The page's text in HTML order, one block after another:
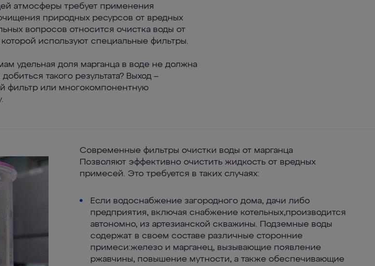
атмосферы требует применения
природных ресурсов от вредных
вопросов относится очистка воды от
используют специальные фильтры.
удельная доля марганца в воде не должна
такого результата? Выход –
фильтр или многокомпонентную
Современные фильтры очистки воды от марганца
Позволяют эффективно очистить жидкость от вредных
примесей. Это требуется в таких случаях:
Если водоснабжение загородного дома, дачи либо
предприятия, включая снабжение котельных,производится
автономно, из артезианской скважины. Подземные воды
содержат в своем составе различные сторонние
примеси:железо и марганец, вызывающие появление
ржавчины, повышение мутности, а также обеспечивающие